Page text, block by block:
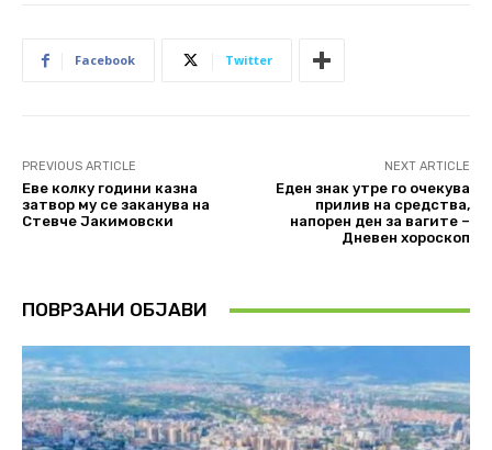
Facebook Twitter
PREVIOUS ARTICLE
Еве колку години казна
затвор му се заканува на
Стевче Јакимовски
NEXT ARTICLE
Еден знак утре го очекува
прилив на средства,
напорен ден за вагите –
Дневен хороскоп
ПОВРЗАНИ ОБЈАВИ